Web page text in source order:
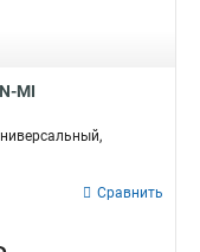
MI
Сравнить